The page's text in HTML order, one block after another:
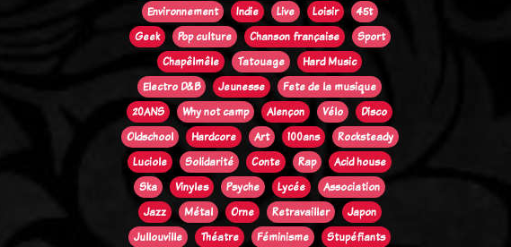
Environnement
Indie Live Loisir
45t
Geek
Pop culture Chanson française
Sport
Chapêlmêle
Tatouage
Hard Music
Electro D&B
Jeunesse
Fete de la musique
20ANS
Why not camp Alençon Vélo
Disco
Oldschool
Hardcore Art 100ans
Rocksteady
Luciole
Solidarité Conte Rap
Acid house
Ska
Vinyles Psyche Lycée
Association
Jazz
Métal Orne Retravailler
Japon
Jullouville
Théatre Féminisme
Stupéfiants